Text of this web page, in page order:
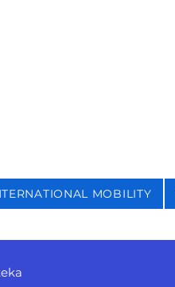
MOBILITY